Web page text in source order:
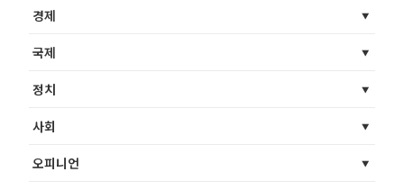
경제
국제
정치
사회
오피니언